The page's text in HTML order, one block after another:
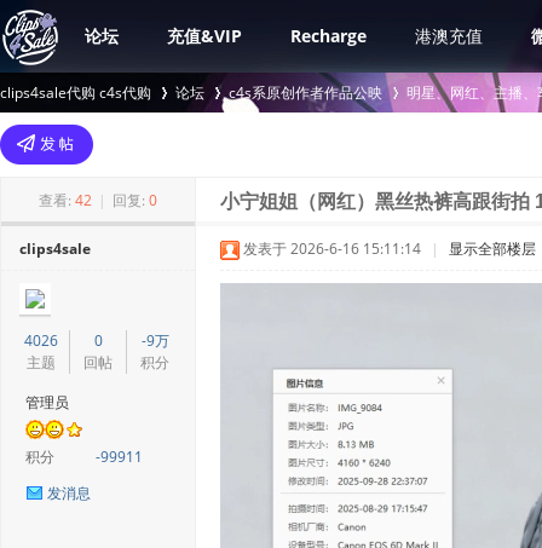
论坛 充值&VIP Recharge 港澳充值
clips4sale代购 c4s代购
>
论坛 c4s系原创作者作品公映
›
明星、网红、主播
查看: 42 | 回复: 0 小宁姐姐（网红）黑丝热裤高跟街拍
clips4sale
4026
主题
0
回帖
-9万
积分
管理员
积分
-99911
发消息
发表于 2026-6-16 15:11:14 | 显示全部楼层